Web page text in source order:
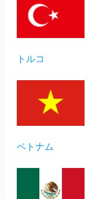
トルコ
ベトナム